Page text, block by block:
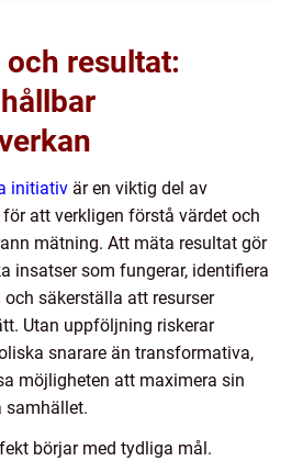
resultat:
initiativ är en viktig del av
att verkligen förstå värdet och
mätning. Att mäta resultat gör
insatser som fungerar, identifiera
säkerställa att resurser
Utan uppföljning riskerar
snarare än transformativa,
möjligheten att maximera sin
samhället.
börjar med tydliga mål.